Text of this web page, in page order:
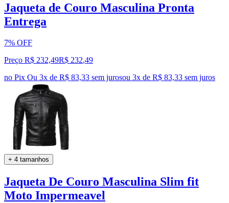
Jaqueta de Couro Masculina Pronta
Entrega
7% OFF
Preço R$ 232,49R$ 232,49
no Pix Ou 3x de R$ 83,33 sem jurosou 3x de R$ 83,33 sem juros
+ 4 tamanhos
Jaqueta De Couro Masculina Slim fit
Moto Impermeavel